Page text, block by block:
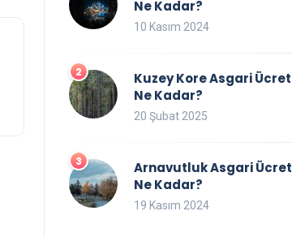
Ne Kadar?
10 Kasım 2024
Kuzey Kore Asgari Ücret
Ne Kadar?
20 Şubat 2025
Arnavutluk Asgari Ücret
Ne Kadar?
19 Kasım 2024